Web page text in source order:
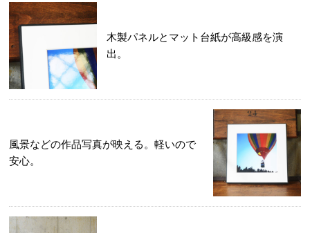
木製パネルとマット台紙が高級感を演
出。
風景などの作品写真が映える。軽いので
安心。